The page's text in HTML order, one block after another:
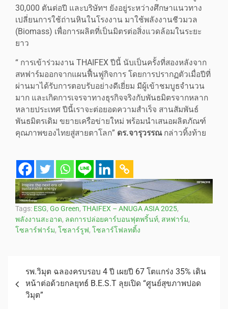
30,000 ตันต่อปี และบริษัทฯ ยังอยู่ระหว่างศึกษาแนวทาง
เปลี่ยนการใช้ถ่านหินในโรงงาน มาใช้พลังงานชีวมวล
(Biomass) เพื่อการผลิตที่เป็นมิตรต่อสิ่งแวดล้อมในระยะ
ยาว
“ การเข้าร่วมงาน THAIFEX ปีนี้ นับเป็นครั้งที่สองหลังจาก
สหฟาร์มออกจากแผนฟื้นฟูกิจการ โดยการปรากฏตัวเมื่อปีที่
ผ่านมาได้รับการตอบรับอย่างดีเยี่ยม มีผู้เข้าชมบูธจำนวน
มาก และเกิดการเจรจาทางธุรกิจจริงกับพันธมิตรจากหลาก
หลายประเทศ ปีนี้เราจะต่อยอดความสำเร็จ สานสัมพันธ์
พันธมิตรเดิม ขยายเครือข่ายใหม่ พร้อมนำเสนอผลิตภัณฑ์
คุณภาพของไทยสู่สายตาโลก” ดร.จารุวรรณกล่าวทิ้งท้าย
Tags: ESG, Go Green, THAIFEX – ANUGA ASIA 2025,
พลังงานสะอาด, ลดการปล่อยคาร์บอนฟุตพริ้นท์, สหฟาร์ม,
โซลาร์ฟาร์ม, โซลาร์รูฟ, โซลาร์โฟลทติ้ง
รพ.วิมุต ฉลองครบรอบ 4 ปี เผยปี 67 โตแกร่ง 35% เดิน
หน้าต่อด้วยกลยุทธ์ B.E.S.T ลุยเปิด “ศูนย์สุขภาพปอด
วิมุต”